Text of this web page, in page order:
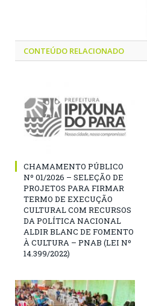
CONTEÚDO RELACIONADO
CHAMAMENTO PÚBLICO
Nº 01/2026 – SELEÇÃO DE
PROJETOS PARA FIRMAR
TERMO DE EXECUÇÃO
CULTURAL COM RECURSOS
DA POLÍTICA NACIONAL
ALDIR BLANC DE FOMENTO
À CULTURA – PNAB (LEI Nº
14.399/2022)